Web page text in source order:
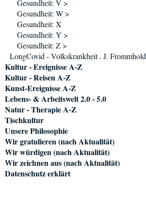
Gesundheit: V >
Gesundheit: W >
Gesundheit: X
Gesundheit: Y >
Gesundheit: Z >
LongCovid - Volkskrankheit . J. Frommhold
Kultur - Ereignisse A-Z
Kultur - Reisen A-Z
Kunst-Ereignisse A-Z
Lebens- & Arbeitswelt 2.0 - 5.0
Natur - Therapie A-Z
Tischkultur
Unsere Philosophie
Wir gratulieren (nach Aktualität)
Wir würdigen (nach Aktualität)
Wir zeichnen aus (nach Aktualität)
Datenschutz erklärt